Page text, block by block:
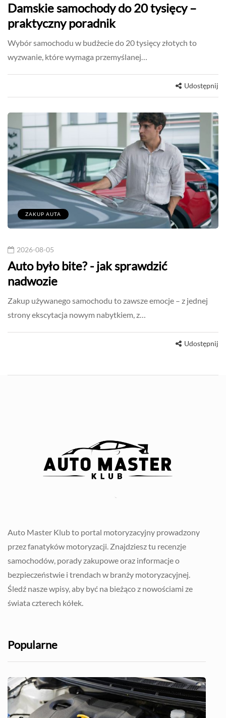
Damskie samochody do 20 tysięcy –
praktyczny poradnik
Wybór samochodu w budżecie do 20 tysięcy złotych to
wyzwanie, które wymaga przemyślanej…
Udostępnij
ZAKUP AUTA
2026-08-05
Auto było bite? - jak sprawdzić
nadwozie
Zakup używanego samochodu to zawsze emocje – z jednej
strony ekscytacja nowym nabytkiem, z…
Udostępnij
Auto Master Klub to portal motoryzacyjny prowadzony
przez fanatyków motoryzacji. Znajdziesz tu recenzje
samochodów, porady zakupowe oraz informacje o
bezpieczeństwie i trendach w branży motoryzacyjnej.
Śledź nasze wpisy, aby być na bieżąco z nowościami ze
świata czterech kółek.
Popularne